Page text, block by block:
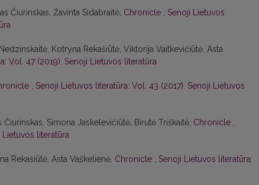
Čiurinskas, Žavinta Sidabraitė, Chronicle , Senoji Lietuvos
Kotryna Rekašiūtė, Viktorija Vaitkevičiūtė, Asta
Vol. 47 (2019): Senoji Lietuvos literatūra
, Senoji Lietuvos literatūra: Vol. 43 (2017): Senoji Lietuvos
Simona Jaskelevičiūtė, Birutė Triškaitė, Chronicle ,
Lietuvos literatūra
Rekašiūtė, Asta Vaškelienė, Chronicle , Senoji Lietuvos literatūra: